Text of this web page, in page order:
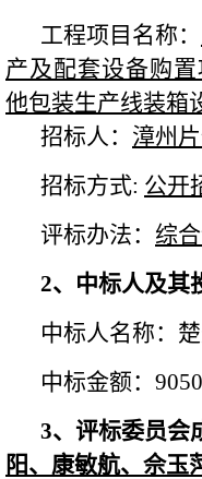
工程项目名称：
产及配套设备购
他包装生产线装箱
招标人： 漳州
招标方式: 公开
评标办法： 综
2、 中标人及其
中标人名称：
中标金额：
3、 评标委员会
阳、康敏航、佘玉